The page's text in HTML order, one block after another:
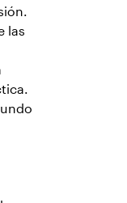
las